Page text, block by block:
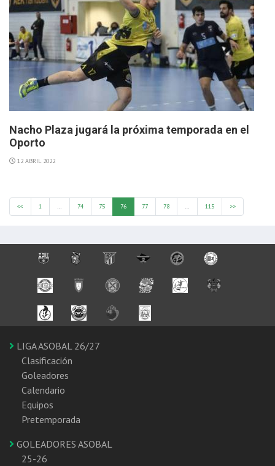
Nacho Plaza jugará la próxima temporada en el
Oporto
12 ABRIL 2022
<< 1 … 74 75 76 77 78 … 115 >>
LIGA ASOBAL 26/27
Clasificación
Goleadores
Calendario
Equipos
Pretemporada
GOLEADORES ASOBAL
25-26